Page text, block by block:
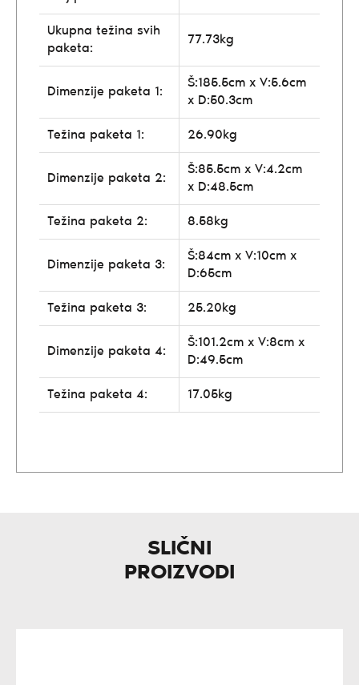
Ukupna težina svih
paketa:
77.73kg
Dimenzije paketa 1:
Š:185.5cm x V:5.6cm
x D:50.3cm
Težina paketa 1: 26.90kg
Dimenzije paketa 2:
Š:85.5cm x V:4.2cm
x D:48.5cm
Težina paketa 2: 8.58kg
Dimenzije paketa 3:
Š:84cm x V:10cm x
D:65cm
Težina paketa 3: 25.20kg
Dimenzije paketa 4:
Š:101.2cm x V:8cm x
D:49.5cm
Težina paketa 4: 17.05kg
SLIČNI
PROIZVODI